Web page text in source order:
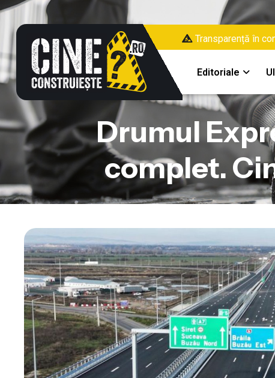
Transparență în
Editoriale
Drumul
complet.